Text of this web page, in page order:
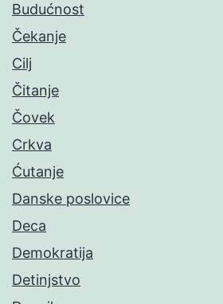
Budućnost
Čekanje
Cilj
Čitanje
Čovek
Crkva
Ćutanje
Danske poslovice
Deca
Demokratija
Detinjstvo